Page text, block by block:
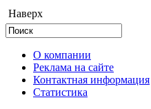
Наверх
О компании
Реклама на сайте
Контактная информация
Статистика